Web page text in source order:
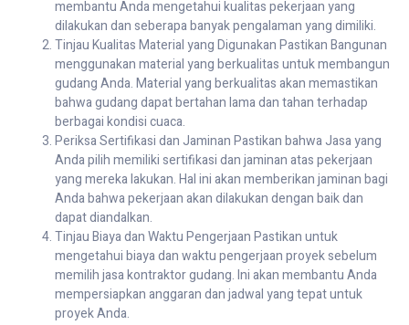
membantu Anda mengetahui kualitas pekerjaan yang
dilakukan dan seberapa banyak pengalaman yang dimiliki.
Tinjau Kualitas Material yang Digunakan Pastikan Bangunan
menggunakan material yang berkualitas untuk membangun
gudang Anda. Material yang berkualitas akan memastikan
bahwa gudang dapat bertahan lama dan tahan terhadap
berbagai kondisi cuaca.
Periksa Sertifikasi dan Jaminan Pastikan bahwa Jasa yang
Anda pilih memiliki sertifikasi dan jaminan atas pekerjaan
yang mereka lakukan. Hal ini akan memberikan jaminan bagi
Anda bahwa pekerjaan akan dilakukan dengan baik dan
dapat diandalkan.
Tinjau Biaya dan Waktu Pengerjaan Pastikan untuk
mengetahui biaya dan waktu pengerjaan proyek sebelum
memilih jasa kontraktor gudang. Ini akan membantu Anda
mempersiapkan anggaran dan jadwal yang tepat untuk
proyek Anda.